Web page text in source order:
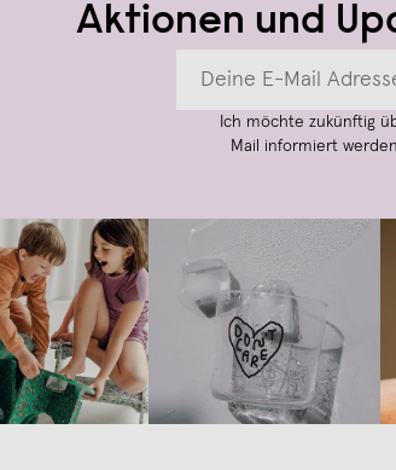
Aktionen und
Ich möchte zukünftig
Mail informiert